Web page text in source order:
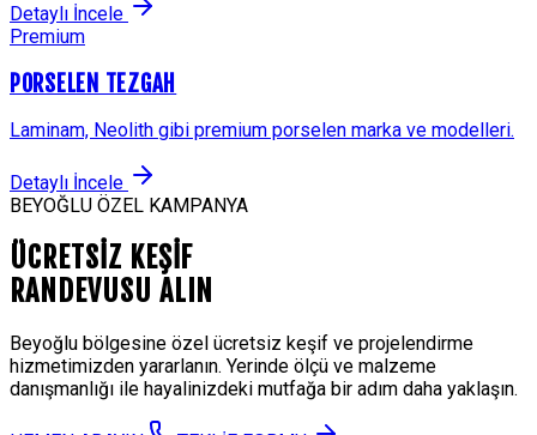
Detaylı İncele
Premium
PORSELEN TEZGAH
Laminam, Neolith gibi premium porselen marka ve modelleri.
Detaylı İncele
BEYOĞLU ÖZEL KAMPANYA
ÜCRETSİZ KEŞİF
RANDEVUSU ALIN
Beyoğlu bölgesine özel ücretsiz keşif ve projelendirme
hizmetimizden yararlanın. Yerinde ölçü ve malzeme
danışmanlığı ile hayalinizdeki mutfağa bir adım daha yaklaşın.